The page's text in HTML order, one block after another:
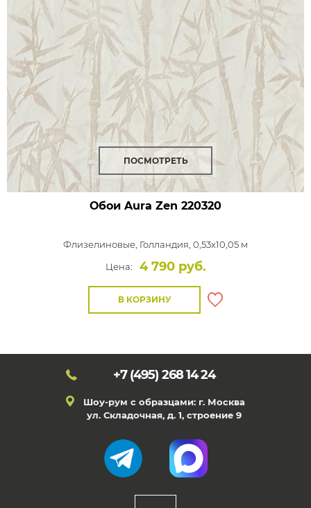
ПОСМОТРЕТЬ
Обои Aura Zen 220320
Флизелиновые, Голландия, 0,53x10,05 м
Цена:
4 790 руб.
В КОРЗИНУ
+7 (495) 268 14 24
Шоу-рум с образцами: г. Москва
ул. Складочная, д. 1, строение 9